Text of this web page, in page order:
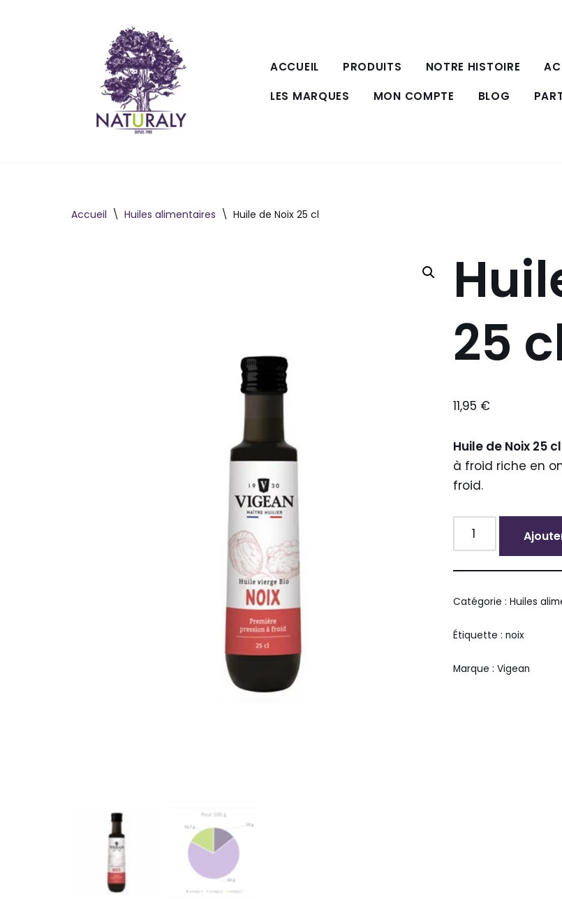
ACCUEIL PRODUITS NOTRE HISTOIRE
LES MARQUES
MON COMPTE BLOG
Accueil \ Huiles alimentaires \ Huile de Noix 25 cl
25
11,95 €
Huile de Noix 25 cl
à froid riche en
froid.
Alternative:
Catégorie :Huiles
Étiquette :noix
Marque :Vigean